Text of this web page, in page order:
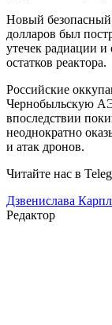
Новый
долларов был
утечек радиации и
остатков реактора.
Российские
Чернобыльскую
впоследствии
неоднократно
и атак дронов.
Читайте нас в
Дзвенислава
Редактор